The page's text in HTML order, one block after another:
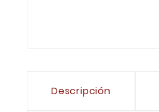
Descripción